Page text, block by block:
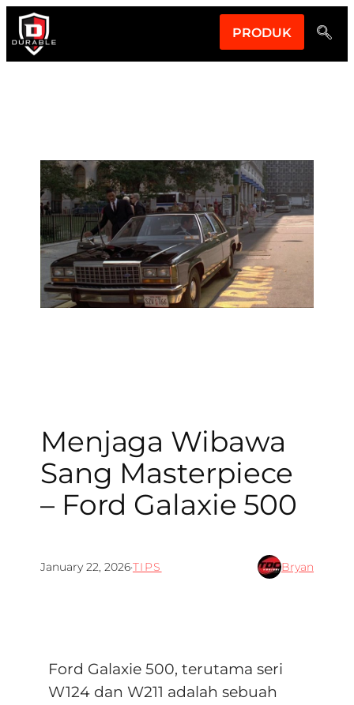
PRODUK
Menjaga Wibawa
Sang Masterpiece
– Ford Galaxie 500
January 22, 2026·TIPS Bryan
Ford Galaxie 500, terutama seri
W124 dan W211 adalah sebuah